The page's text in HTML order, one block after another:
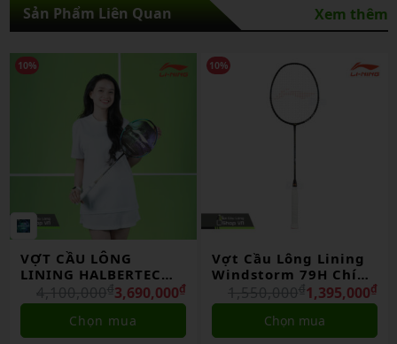
Sản Phẩm Liên Quan Xem thêm
CẦU LÔNG
HALBERTEC
II CHÍNH HÃNG
3,690,000₫
4,100,000 ₫
Chọn mua
10%
Vợt Cầu Lông Lining
Windstorm 79H Chính
Hãng
1,395,000₫
1,550,000 ₫
Chọn mua
10%